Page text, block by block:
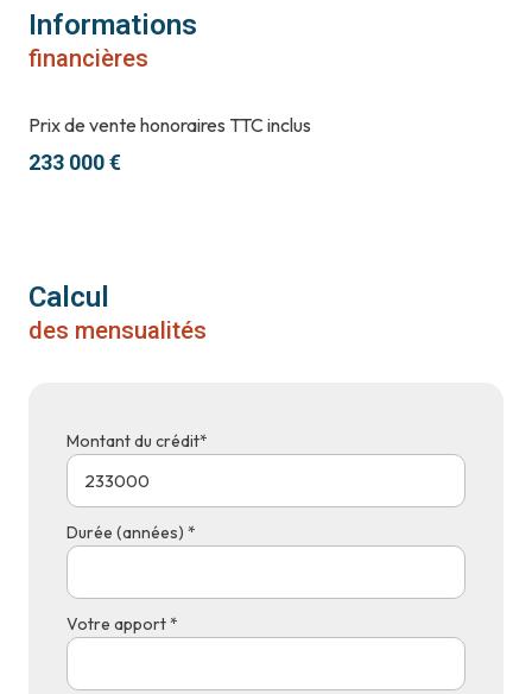
Informations
financières
Prix de vente honoraires TTC inclus
233 000 €
Calcul
des mensualités
Montant du crédit*
Durée (années) *
Votre apport *